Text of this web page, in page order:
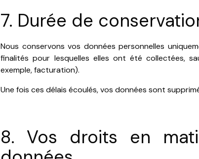
7. Durée de
Nous conservons vos données personnelles
finalités pour lesquelles elles ont été collectées,
exemple, facturation).
Une fois ces délais écoulés, vos données sont
8. Vos droits en